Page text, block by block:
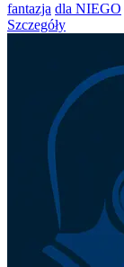
fantazja dla NIEGO
Szczegóły